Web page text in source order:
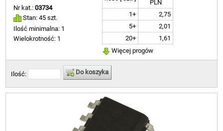
Nr kat.:03734
Stan: 45 szt.
Ilość minimalna: 1
Wielokrotność: 1
PLN
1+
2,75
5+
2,01
20+
1,61
Więcej progów
Ilość: Do koszyka